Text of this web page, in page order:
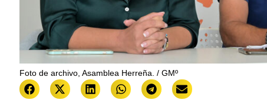
Foto de archivo, Asamblea Herreña. / GMº